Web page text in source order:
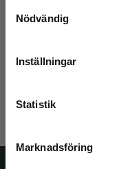
Nödvändig
Inställningar
Statistik
Marknadsföring
Vi erbjuder inte
att kunna